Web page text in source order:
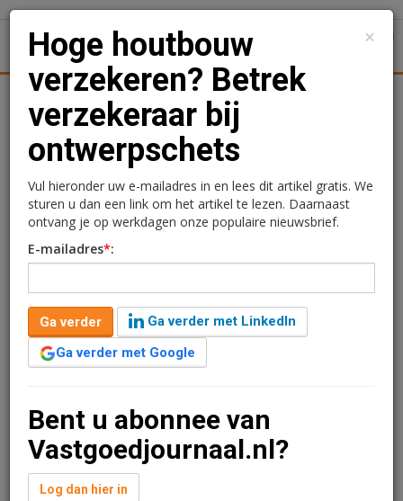
Achtergronden Woningmarkt
Hoge houtbouw
verzekeren? Betrek
verzekeraar bij
ontwerpschets
×
Hoge houtbouw
verzekeren? Betrek
verzekeraar bij
ontwerpschets
Vul hieronder uw e-mailadres in en lees dit artikel gratis. We
sturen u dan een link om het artikel te lezen. Daarnaast
ontvang je op werkdagen onze populaire nieuwsbrief.
E-mailadres*:
Ga verder
Ga verder met LinkedIn
Ga verder met Google
Bent u abonnee van
Vastgoedjournaal.nl?
Log dan hier in